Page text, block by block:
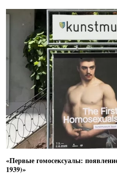
«Первые гомосексуалы:
1939)»